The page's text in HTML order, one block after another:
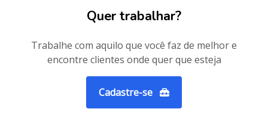
Quer trabalhar?
Trabalhe com aquilo que você faz de melhor e
encontre clientes onde quer que esteja
Cadastre-se